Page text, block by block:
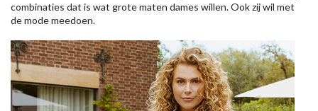
combinaties dat is wat grote maten dames willen. Ook zij wil met
de mode meedoen.